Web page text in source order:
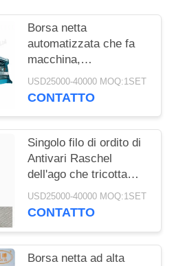
Borsa netta
automatizzata che fa
macchina,
verdure/frutti che
imballano la macchina
USD25000-40000 MOQ:1SET
CONTATTO
Singolo filo di ordito di
Antivari Raschel
dell'ago che tricotta
macchina per
fabbricazione della
USD25000-40000 MOQ:1SET
CONTATTO
Borsa netta ad alta